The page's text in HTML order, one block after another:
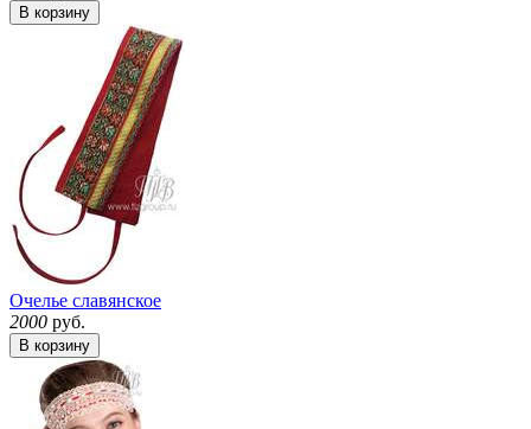
В корзину
Очелье славянское
2000 руб.
В корзину